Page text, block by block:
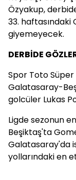
Özyakup,
33. haftasındaki
giyemeyecek.
DERBİDE
Spor Toto
Galatasaray-
golcüler Lukas
Ligde sezonun
Beşiktaş'ta
Galatasaray'da
yollarındaki en